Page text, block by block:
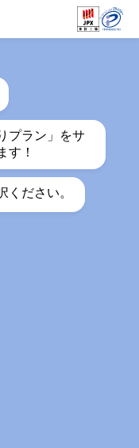
プラン」をサ
す！
ください。